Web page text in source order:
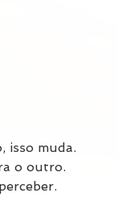
isso muda.
o outro.